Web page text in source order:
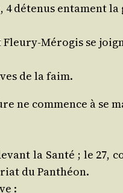
4 déte­nus entament
Fleury‑Mérogis se
de la faim.
ne com­mence à se
la San­té ; le 27,
du Panthéon.
: